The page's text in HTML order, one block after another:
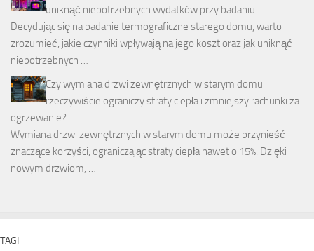
uniknąć niepotrzebnych wydatków przy badaniu
Decydując się na badanie termograficzne starego domu, warto
zrozumieć, jakie czynniki wpływają na jego koszt oraz jak uniknąć
niepotrzebnych …
Czy wymiana drzwi zewnętrznych w starym domu
rzeczywiście ograniczy straty ciepła i zmniejszy rachunki za
ogrzewanie?
Wymiana drzwi zewnętrznych w starym domu może przynieść
znaczące korzyści, ograniczając straty ciepła nawet o 15%. Dzięki
nowym drzwiom, …
TAGI